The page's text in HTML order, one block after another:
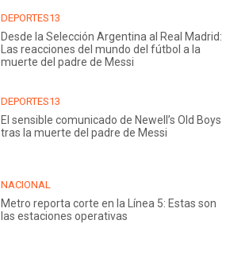
DEPORTES13
Desde la Selección Argentina al Real Madrid:
Las reacciones del mundo del fútbol a la
muerte del padre de Messi
DEPORTES13
El sensible comunicado de Newell’s Old Boys
tras la muerte del padre de Messi
NACIONAL
Metro reporta corte en la Línea 5: Estas son
las estaciones operativas